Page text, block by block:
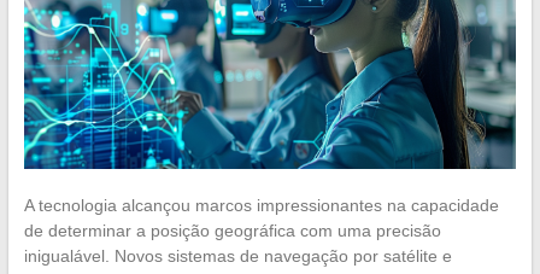
A tecnologia alcançou marcos impressionantes na capacidade
de determinar a posição geográfica com uma precisão
inigualável. Novos sistemas de navegação por satélite e